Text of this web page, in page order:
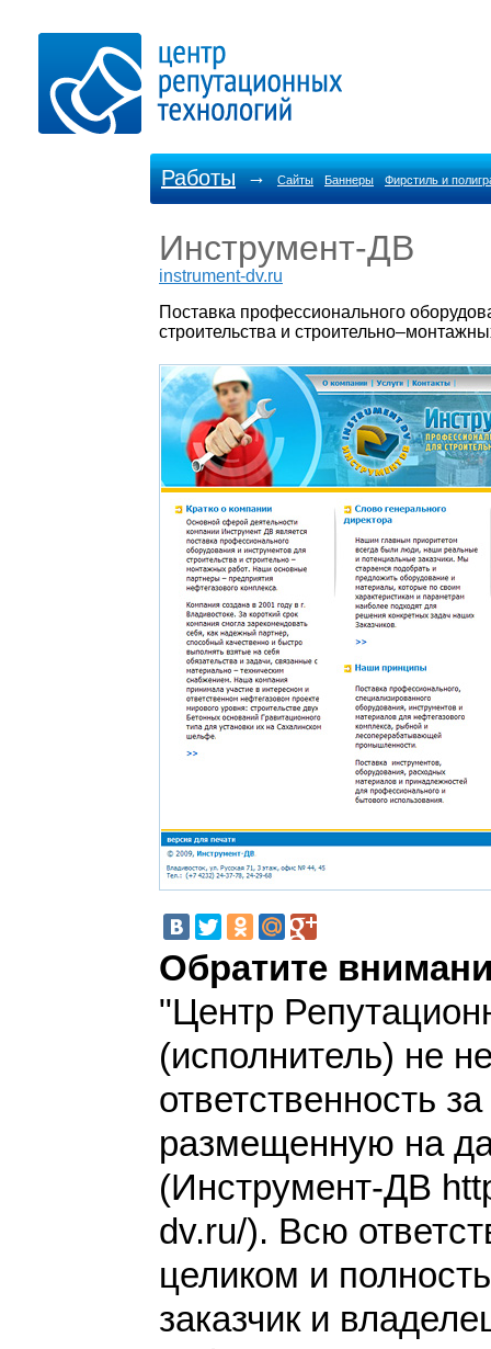
Работы → Сайты Баннеры Фирстиль и
Инструмент-ДВ
instrument-dv.ru
Поставка профессионального
строительства и
Обратите
"Центр
(исполнитель) не
ответственность
размещенную на
(Инструмент-ДВ
dv.ru/). Всю
целиком и
заказчик и